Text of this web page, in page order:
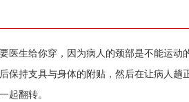
生给你穿，因为病人的颈部是不能运动
保持支具与身体的附贴，然后在让病人
起翻转。